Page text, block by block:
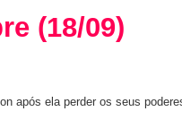
(18/09)
após ela perder os seus